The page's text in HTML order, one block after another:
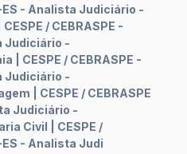
ES - Analista Judiciário -
/ CEBRASPE -
Judiciário -
| CESPE / CEBRASPE -
Judiciário -
| CESPE / CEBRASPE
Judiciário -
Civil | CESPE /
ES - Analista Judi